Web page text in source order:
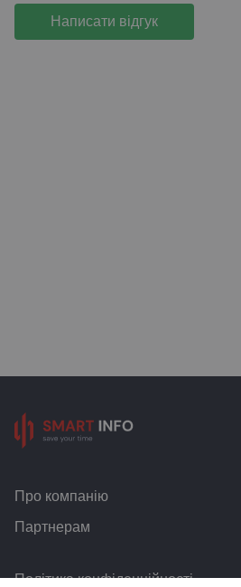
Написати відгук
Про компанію
Партнерам
Політика конфіденційності